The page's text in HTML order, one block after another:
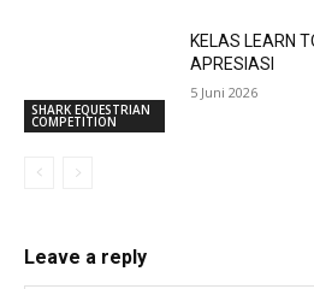
SHARK EQUESTRIAN
COMPETITION
KELAS LEARN
APRESIASI
5 Juni 2026
Leave a reply